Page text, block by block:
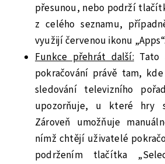
přesunou, nebo podrží
z celého seznamu,
využijí červenou ikonu „Apps“.
Funkce přehrát další:Tato
pokračování právě tam,
sledování televizního
upozorňuje, u které hry
Zároveň umožňuje
nímž chtějí uživatelé
podržením tlačítka